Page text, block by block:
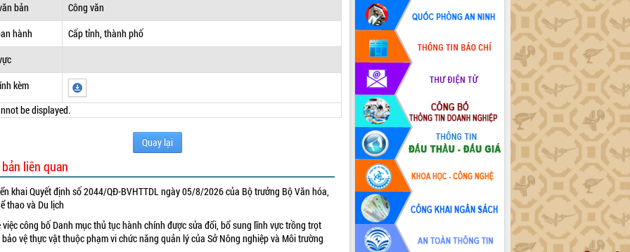
bản
Công văn
hành
Cấp tỉnh, thành phố
kèm
be displayed.
Quay lại
liên quan
khai Quyết định số 2044/QĐ-BVHTTDL ngày 05/8/2026 của Bộ trưởng Bộ Văn hóa,
thao và Du lịch
việc công bố Danh mục thủ tục hành chính được sửa đổi, bổ sung lĩnh vực trồng trọt
bảo vệ thực vật thuộc phạm vi chức năng quản lý của Sở Nông nghiệp và Môi trường